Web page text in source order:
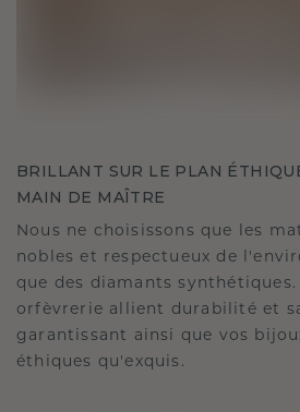
BRILLANT SUR LE PLAN
MAIN DE MAÎTRE
Nous ne choisissons que les
nobles et respectueux de
que des diamants synthétiques.
orfèvrerie allient durabilité et
garantissant ainsi que vos
éthiques qu'exquis.